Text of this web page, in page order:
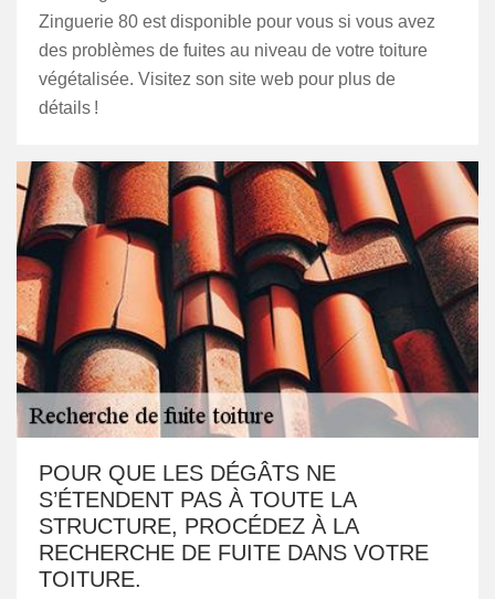
Zinguerie 80 est disponible pour vous si vous avez
des problèmes de fuites au niveau de votre toiture
végétalisée. Visitez son site web pour plus de
détails !
POUR QUE LES DÉGÂTS NE
S’ÉTENDENT PAS À TOUTE LA
STRUCTURE, PROCÉDEZ À LA
RECHERCHE DE FUITE DANS VOTRE
TOITURE.